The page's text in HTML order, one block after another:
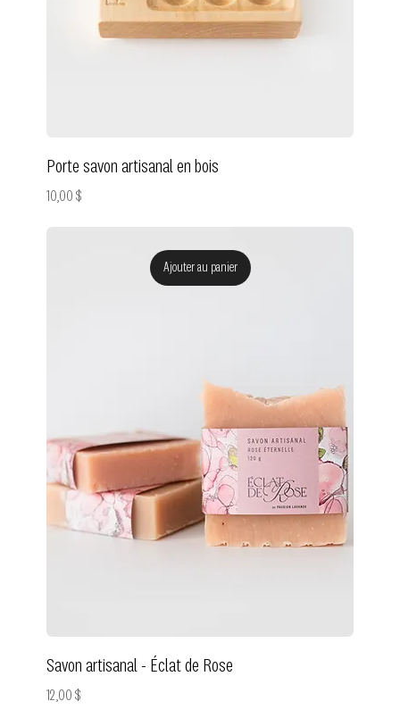
Porte savon artisanal en bois
Prix
10,00 $
Ajouter au panier
Savon artisanal - Éclat de Rose
Prix
12,00 $